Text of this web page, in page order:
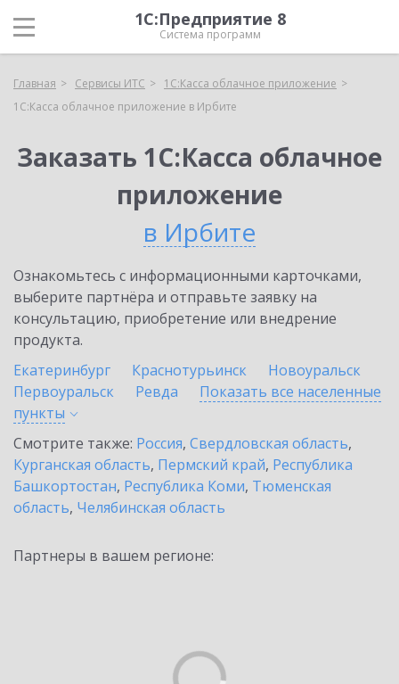
1С:Предприятие 8
Система программ
Главная Сервисы ИТС
1С:Касса облачное приложение
1С:Касса облачное приложение в Ирбите
Заказать 1С:Касса облачное
приложение
в Ирбите
Ознакомьтесь с информационными карточками,
выберите партнёра и отправьте заявку на
консультацию, приобретение или внедрение
продукта.
Екатеринбург
Краснотурьинск
Новоуральск
Первоуральск
Ревда
Показать все населенные
пункты
Смотрите также: Россия, Свердловская область,
Курганская область, Пермский край, Республика
Башкортостан, Республика Коми, Тюменская
область, Челябинская область
Партнеры в вашем регионе: